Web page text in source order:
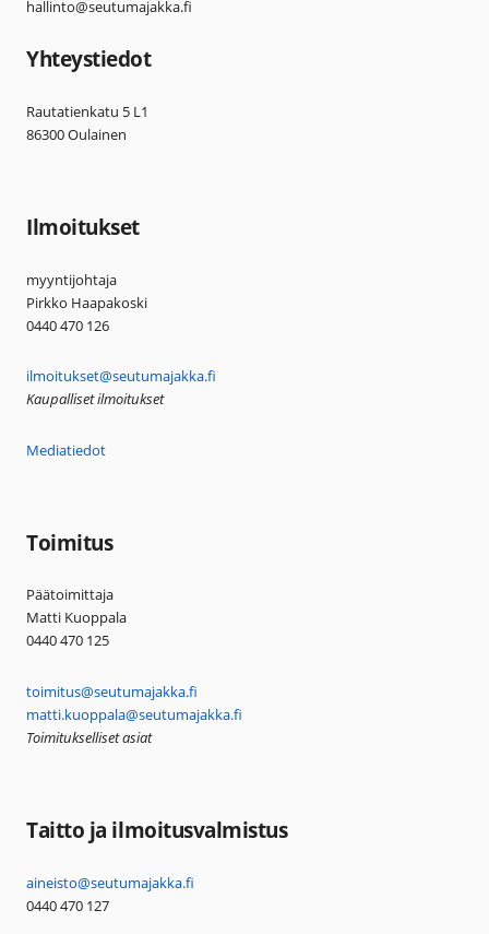
hallinto@seutumajakka.fi
Yhteystiedot
Rautatienkatu 5 L1
86300 Oulainen
Ilmoitukset
myyntijohtaja
Pirkko Haapakoski
0440 470 126
ilmoitukset@seutumajakka.fi
Kaupalliset ilmoitukset
Mediatiedot
Toimitus
Päätoimittaja
Matti Kuoppala
0440 470 125
toimitus@seutumajakka.fi
matti.kuoppala@seutumajakka.fi
Toimitukselliset asiat
Taitto ja ilmoitusvalmistus
aineisto@seutumajakka.fi
0440 470 127